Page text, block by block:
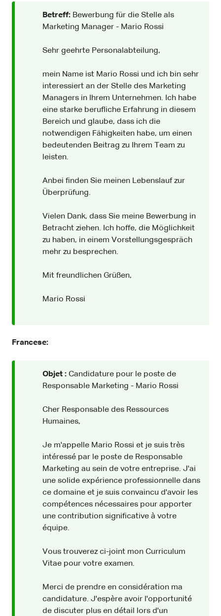
Betreff: Bewerbung für die Stelle als
Marketing Manager - Mario Rossi
Sehr geehrte Personalabteilung,
mein Name ist Mario Rossi und ich bin sehr
interessiert an der Stelle des Marketing
Managers in Ihrem Unternehmen. Ich habe
eine starke berufliche Erfahrung in diesem
Bereich und glaube, dass ich die
notwendigen Fähigkeiten habe, um einen
bedeutenden Beitrag zu Ihrem Team zu
leisten.
Anbei finden Sie meinen Lebenslauf zur
Überprüfung.
Vielen Dank, dass Sie meine Bewerbung in
Betracht ziehen. Ich hoffe, die Möglichkeit
zu haben, in einem Vorstellungsgespräch
mehr zu besprechen.
Mit freundlichen Grüßen,
Mario Rossi
Francese:
Objet : Candidature pour le poste de
Responsable Marketing - Mario Rossi
Cher Responsable des Ressources
Humaines,
Je m'appelle Mario Rossi et je suis très
intéressé par le poste de Responsable
Marketing au sein de votre entreprise. J'ai
une solide expérience professionnelle dans
ce domaine et je suis convaincu d'avoir les
compétences nécessaires pour apporter
une contribution significative à votre
équipe.
Vous trouverez ci-joint mon Curriculum
Vitae pour votre examen.
Merci de prendre en considération ma
candidature. J'espère avoir l'opportunité
de discuter plus en détail lors d'un